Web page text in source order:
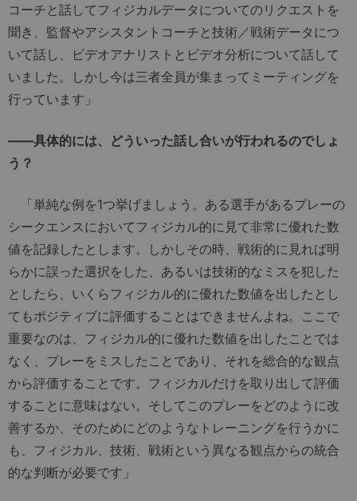
コーチと話してフィジカルデータについてのリクエストを
聞き、監督やアシスタントコーチと技術／戦術データにつ
いて話し、ビデオアナリストとビデオ分析について話して
いました。しかし今は三者全員が集まってミーティングを
行っています」
――具体的には、どういった話し合いが行われるのでしょ
う？
「単純な例を1つ挙げましょう。ある選手があるプレーの
シークエンスにおいてフィジカル的に見て非常に優れた数
値を記録したとします。しかしその時、戦術的に見れば明
らかに誤った選択をした、あるいは技術的なミスを犯した
としたら、いくらフィジカル的に優れた数値を出したとし
てもポジティブに評価することはできませんよね。ここで
重要なのは、フィジカル的に優れた数値を出したことでは
なく、プレーをミスしたことであり、それを総合的な観点
から評価することです。フィジカルだけを取り出して評価
することに意味はない。そしてこのプレーをどのように改
善するか、そのためにどのようなトレーニングを行うかに
も、フィジカル、技術、戦術という異なる観点からの統合
的な判断が必要です」